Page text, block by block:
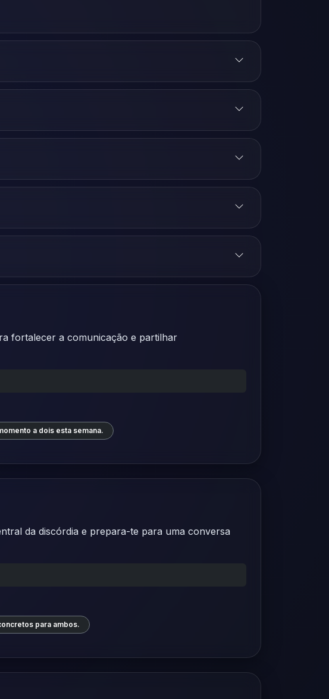
fortalecer a comunicação e partilhar
a dois esta semana.
da discórdia e prepara-te para uma conversa
para ambos.